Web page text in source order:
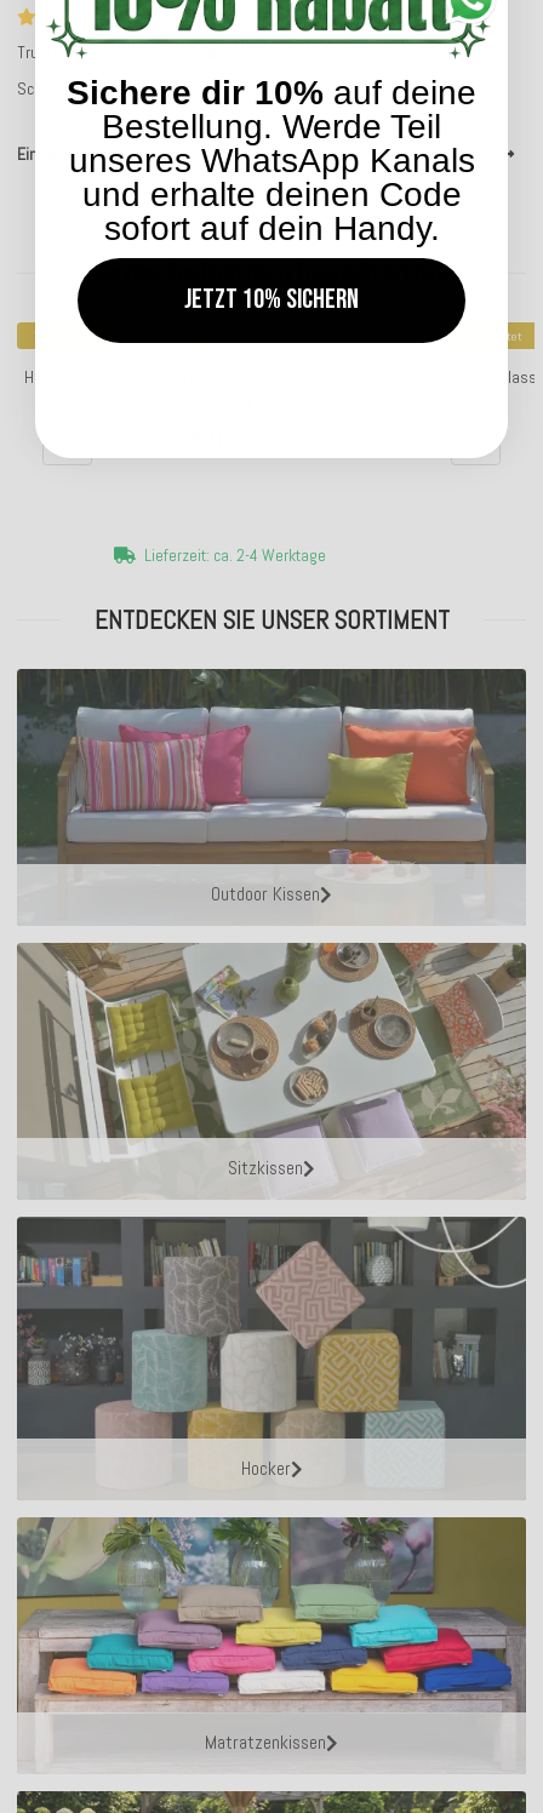
Schnelle Lieferung
Trusted Shops Bewertung
Schnelle Lieferung
Einträge 1 – 10 von 476 1 … 48
Kunden kauften dazu folgende Artikel:
Top bewertet
H.O.C.K. Classic Streifen Outdoor Sitzkissen 40x40x5cm in
Lieferzeit: ca. 2-4 Werktage
Top bewertet
H.O.C.K.
ENTDECKEN SIE UNSER SORTIMENT
Outdoor Kissen
Sitzkissen
Hocker
Matratzenkissen
Sichere dir 10% auf deine
Bestellung. Werde Teil
unseres WhatsApp Kanals
und erhalte deinen Code
sofort auf dein Handy.
Jetzt 10% sichern